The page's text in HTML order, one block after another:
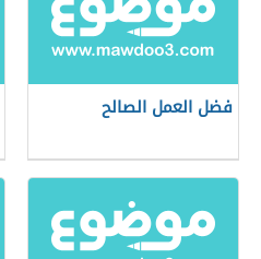
فضل العمل الصالح